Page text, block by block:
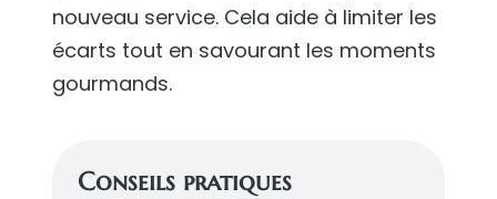
nouveau service. Cela aide à limiter les
écarts tout en savourant les moments
gourmands.
Conseils pratiques